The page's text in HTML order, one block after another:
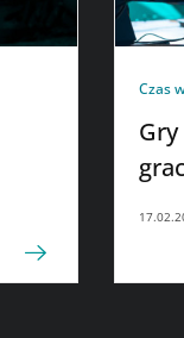
Czas